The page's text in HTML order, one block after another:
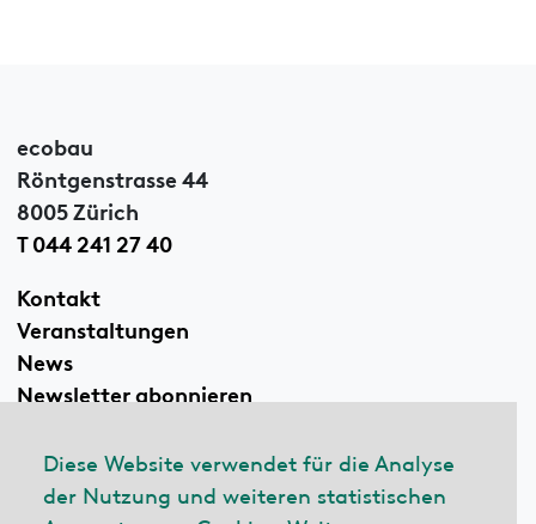
Diese Website verwendet für die Analyse
der Nutzung und weiteren statistischen
ecobau
Röntgenstrasse 44
8005 Zürich
T 044 241 27 40
Kontakt
Veranstaltungen
News
Newsletter abonnieren
Linkedin